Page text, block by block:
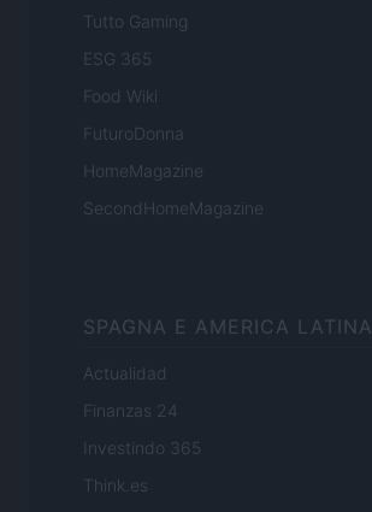
Tutto Gaming
ESG 365
Food Wiki
FuturoDonna
HomeMagazine
SecondHomeMagazine
SPAGNA E AMERICA LATINA
Actualidad
Finanzas 24
Investindo 365
Think.es